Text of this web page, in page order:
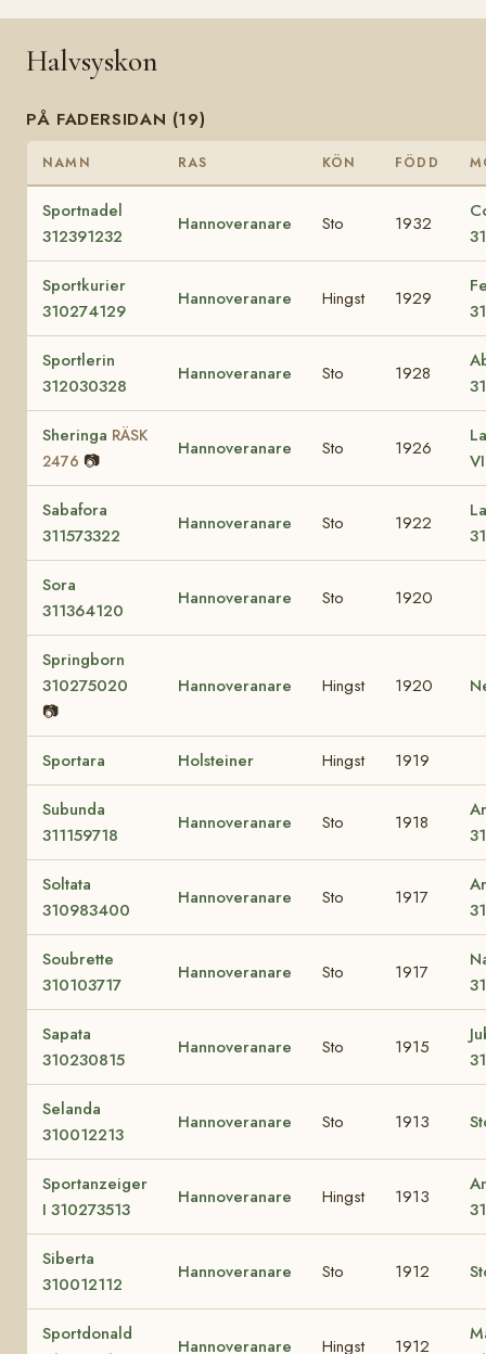
Halvsyskon
PÅ FADERSIDAN (19)
NAMN RAS KÖN FÖDD
Sportnadel
312391232
Hannoveranare Sto 1932
Sportkurier
310274129
Hannoveranare Hingst 1929
Sportlerin
312030328
Hannoveranare Sto 1928
Sheringa RÄSK
2476 📷
Hannoveranare Sto 1926
Sabafora
311573322
Hannoveranare Sto 1922
Sora
311364120
Hannoveranare Sto 1920
Springborn
310275020
📷
Hannoveranare Hingst 1920
Sportara Holsteiner Hingst 1919
Subunda
311159718
Hannoveranare Sto 1918
Soltata
310983400
Hannoveranare Sto 1917
Soubrette
310103717
Hannoveranare Sto 1917
Sapata
310230815
Hannoveranare Sto 1915
Selanda
310012213
Hannoveranare Sto 1913
Sportanzeiger
I 310273513
Hannoveranare Hingst 1913
Siberta
310012112
Hannoveranare Sto 1912
Sportdonald
Hannoveranare Hingst 1912